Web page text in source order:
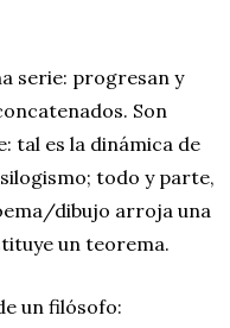
serie: progresan y
Son
tal es la dinámica de
todo y parte,
dibujo arroja una
un teorema.
un filósofo: